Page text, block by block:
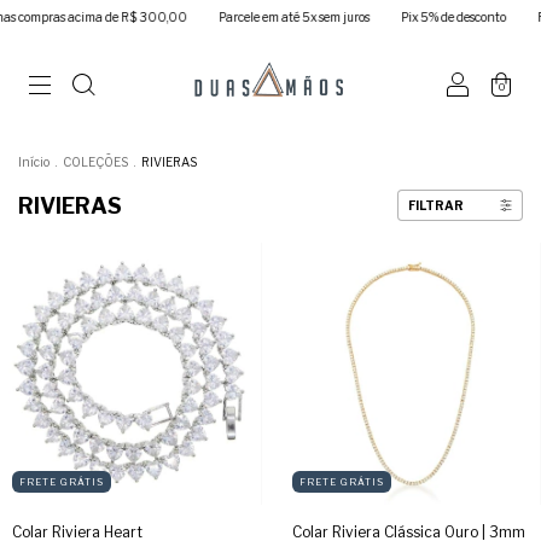
acima de R$ 300,00 Parcele em até 5x sem juros Pix 5% de desconto
0
Início COLEÇÕES RIVIERAS
RIVIERAS FILTRAR
FRETE GRÁTIS
Colar Riviera Heart
FRETE GRÁTIS
Colar Riviera Clássica Ouro | 3mm